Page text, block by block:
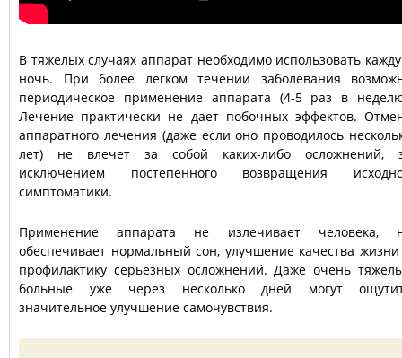
В тяжелых случаях аппарат необходимо использовать
ночь. При более легком течении заболевания
периодическое применение аппарата (4-5 раз в
Лечение практически не дает побочных эффектов.
аппаратного лечения (даже если оно проводилось
лет) не влечет за собой каких-либо осложнений,
исключением постепенного возвращения
симптоматики.
Применение аппарата не излечивает человека,
обеспечивает нормальный сон, улучшение качества
профилактику серьезных осложнений. Даже очень
больные уже через несколько дней могут
значительное улучшение самочувствия.